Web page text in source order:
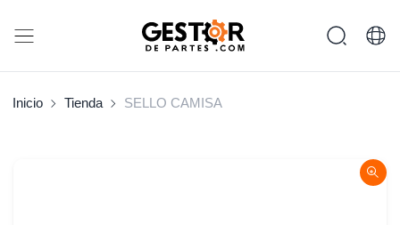
Inicio Tienda SELLO CAMISA